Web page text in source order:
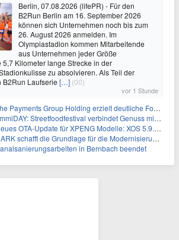
Berlin, 07.08.2026 (lifePR) - Für den
B2Run Berlin am 16. September 2026
können sich Unternehmen noch bis zum
26. August 2026 anmelden. Im
Olympiastadion kommen Mitarbeitende
aus Unternehmen jeder Größe
5,7 Kilometer lange Strecke in der
zu absolvieren. Als Teil der
Laufserie […] (00)
vor 1 Stunde
Payments Group Holding erzielt deutliche Fortschritte bei ihren AI-Projekten
Streetfoodfestival verbindet Genuss mit Engagement gegen Brustkrebs
OTA-Update für XPENG Modelle: XOS 5.9.5 erweitert Sicherheits-, Lade- und Komfortfunktionen
schafft die Grundlage für die Modernisierung seiner IBM i-Anwendungen
in Bernbach beendet